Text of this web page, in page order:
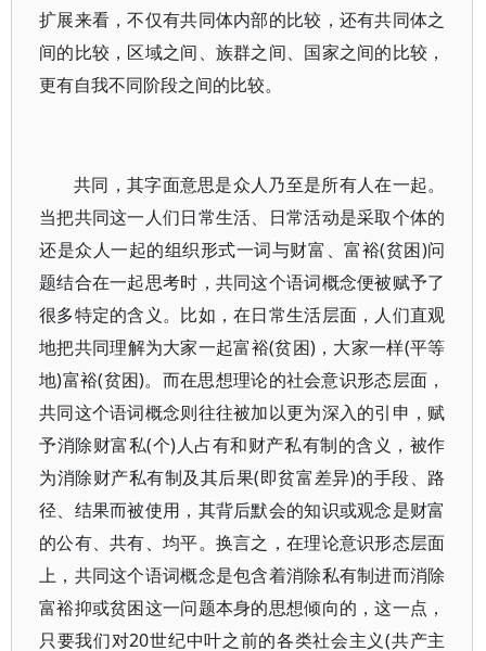
扩展来看，不仅有共同体内部的比较，还有共同体之
间的比较，区域之间、族群之间、国家之间的比较，
更有自我不同阶段之间的比较。
共同，其字面意思是众人乃至是所有人在一起。
当把共同这一人们日常生活、日常活动是采取个体的
还是众人一起的组织形式一词与财富、富裕(贫困)问
题结合在一起思考时，共同这个语词概念便被赋予了
很多特定的含义。比如，在日常生活层面，人们直观
地把共同理解为大家一起富裕(贫困)，大家一样(平等
地)富裕(贫困)。而在思想理论的社会意识形态层面，
共同这个语词概念则往往被加以更为深入的引申，赋
予消除财富私(个)人占有和财产私有制的含义，被作
为消除财产私有制及其后果(即贫富差异)的手段、路
径、结果而被使用，其背后默会的知识或观念是财富
的公有、共有、均平。换言之，在理论意识形态层面
上，共同这个语词概念是包含着消除私有制进而消除
富裕抑或贫困这一问题本身的思想倾向的，这一点，
只要我们对20世纪中叶之前的各类社会主义(共产主